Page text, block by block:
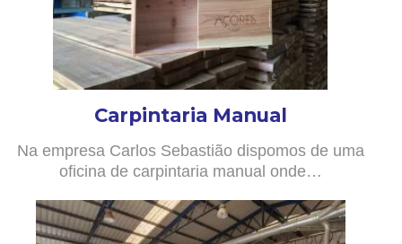
Carpintaria Manual
Na empresa Carlos Sebastião dispomos de uma
oficina de carpintaria manual onde…